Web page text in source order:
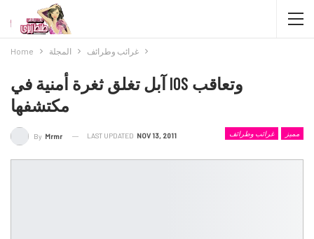
Home المجلة غرائب وطرائف
آبل تغلق ثغرة أمنية في IOS وتعاقب
مكتشفها
غرائب وطرائف مميز By Mrmr LAST UPDATED NOV 13, 2011